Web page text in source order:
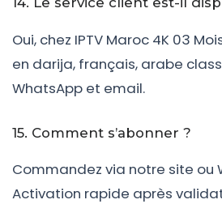
Oui, chez IPTV Maroc 4K 03
en darija, français, arabe
WhatsApp et email.
15. Comment s’abonner ?
Commandez via notre site ou
Activation rapide après